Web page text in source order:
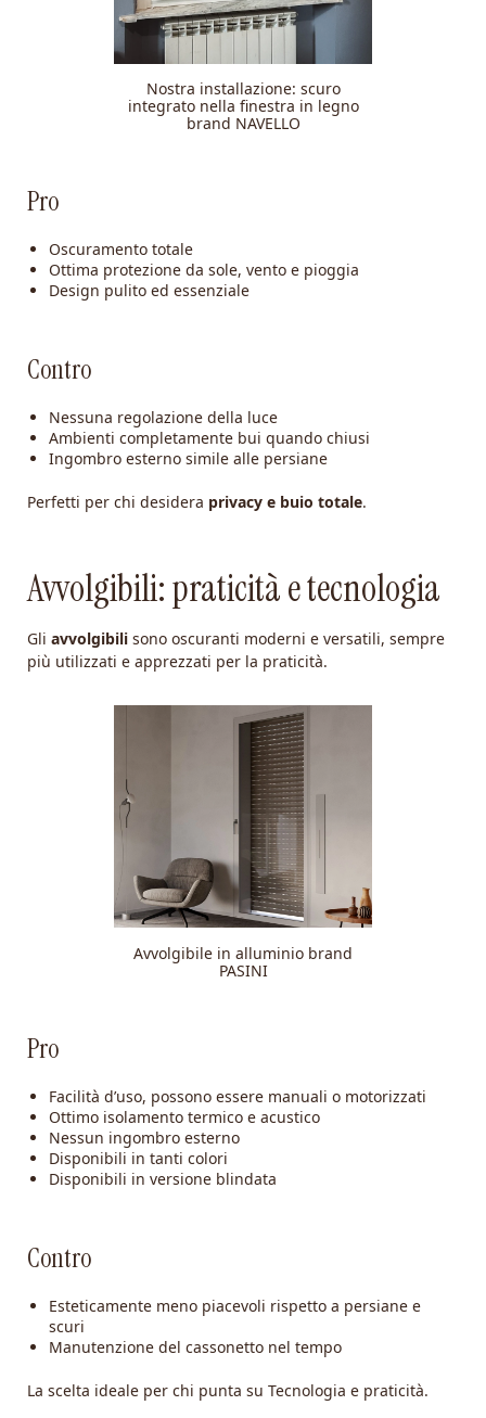
Nostra installazione: scuro
integrato nella finestra in legno
brand NAVELLO
Pro
Oscuramento totale
Ottima protezione da sole, vento e pioggia
Design pulito ed essenziale
Contro
Nessuna regolazione della luce
Ambienti completamente bui quando chiusi
Ingombro esterno simile alle persiane
Perfetti per chi desidera privacy e buio totale.
Avvolgibili: praticità e tecnologia
Gli avvolgibili sono oscuranti moderni e versatili, sempre
più utilizzati e apprezzati per la praticità.
Avvolgibile in alluminio brand
PASINI
Pro
Facilità d’uso, possono essere manuali o motorizzati
Ottimo isolamento termico e acustico
Nessun ingombro esterno
Disponibili in tanti colori
Disponibili in versione blindata
Contro
Esteticamente meno piacevoli rispetto a persiane e
scuri
Manutenzione del cassonetto nel tempo
La scelta ideale per chi punta su Tecnologia e praticità.